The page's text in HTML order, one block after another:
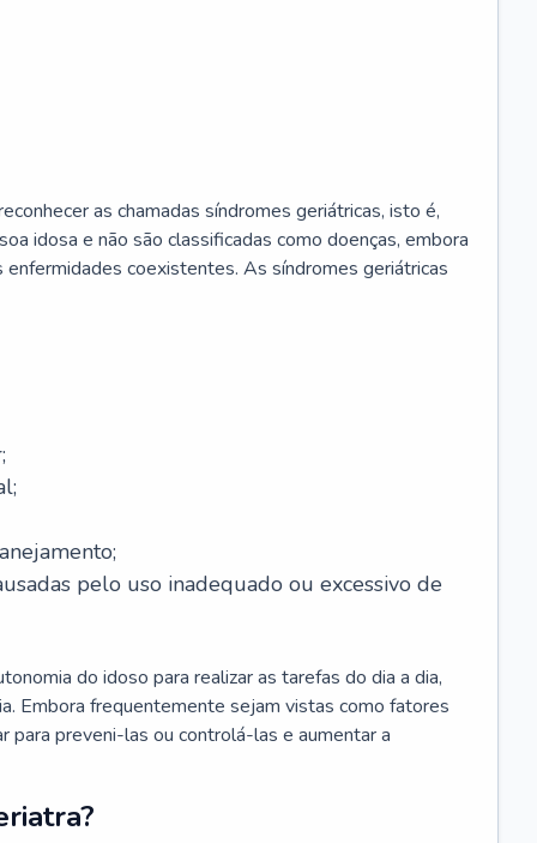
as chamadas síndromes geriátricas, isto é,
idosa e não são classificadas como doenças, embora
enfermidades coexistentes. As síndromes geriátricas
pelo uso inadequado ou excessivo de
do idoso para realizar as tarefas do dia a dia,
Embora frequentemente sejam vistas como fatores
para preveni-las ou controlá-las e aumentar a